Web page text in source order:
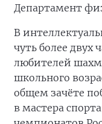
Департамент
В
чуть более двух
любителей
школьного
общем зачёте
в мастера